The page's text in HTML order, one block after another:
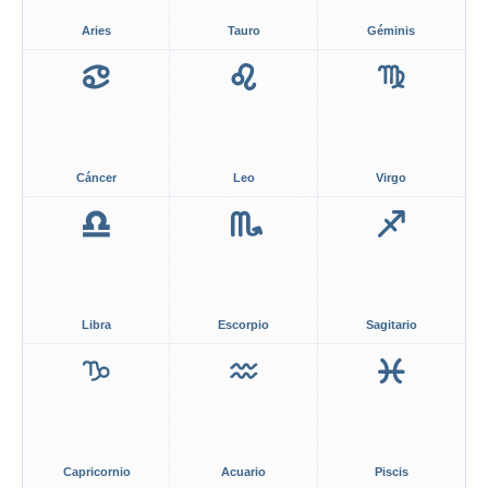
Aries Tauro Géminis
Cáncer Leo Virgo
Libra Escorpio Sagitario
Capricornio Acuario Piscis